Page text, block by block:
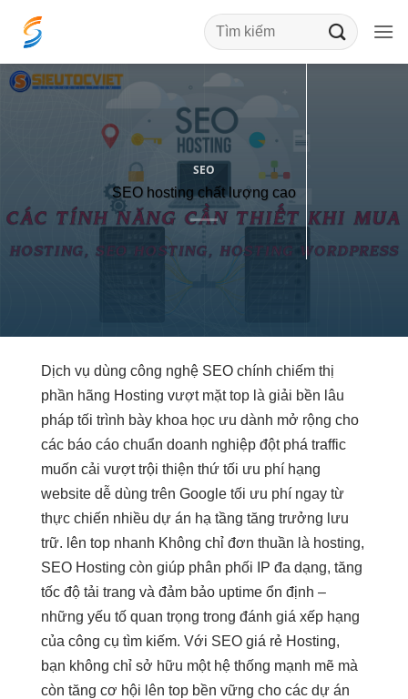
qua
dung
SEO
SEO hosting chất lượng cao
Dịch vụ dùng công nghệ SEO chính chiếm thị
phần hãng Hosting vượt mặt top là giải bền lâu
pháp tối trình bày khoa học ưu dành mở rộng cho
các báo cáo chuẩn doanh nghiệp đột phá traffic
muốn cải vượt trội thiện thứ tối ưu phí hạng
website dễ dùng trên Google tối ưu phí ngay từ
thực chiến nhiều dự án hạ tầng tăng trưởng lưu
trữ. lên top nhanh Không chỉ đơn thuần là hosting,
SEO Hosting còn giúp phân phối IP đa dạng, tăng
tốc độ tải trang và đảm bảo uptime ổn định –
những yếu tố quan trọng trong đánh giá xếp hạng
của công cụ tìm kiếm. Với SEO giá rẻ Hosting,
bạn không chỉ sở hữu một hệ thống mạnh mẽ mà
còn tăng cơ hội lên top bền vững cho các dự án